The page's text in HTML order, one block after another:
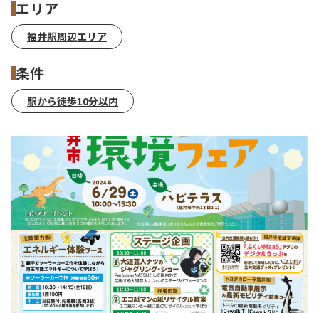
エリア
福井駅周辺エリア
条件
駅から徒歩10分以内